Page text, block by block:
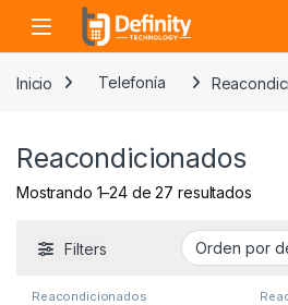
Skip to navigation
Skip to content
Open
Inicio Telefonía
Reacondicionados
Mostrando 1–24 de 27 resultados
Filters
Reacondicionados